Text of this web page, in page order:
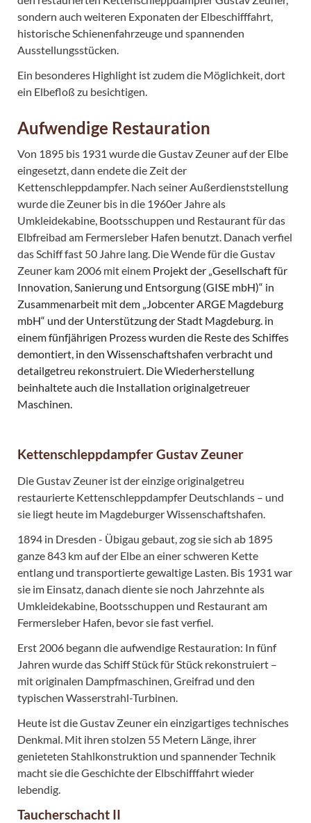
sondern auch weiteren Exponaten der Elbeschifffahrt,
historische Schienenfahrzeuge und spannenden
Ausstellungsstücken.
Ein besonderes Highlight ist zudem die Möglichkeit, dort
ein Elbefloß zu besichtigen.
Aufwendige Restauration
Von 1895 bis 1931 wurde die Gustav Zeuner auf der Elbe
eingesetzt, dann endete die Zeit der
Kettenschleppdampfer. Nach seiner Außerdienststellung
wurde die Zeuner bis in die 1960er Jahre als
Umkleidekabine, Bootsschuppen und Restaurant für das
Elbfreibad am Fermersleber Hafen benutzt. Danach verfiel
das Schiff fast 50 Jahre lang. Die Wende für die Gustav
Zeuner kam 2006 mit einem Projekt der „Gesellschaft für
Innovation, Sanierung und Entsorgung (GISE mbH)“ in
Zusammenarbeit mit dem „Jobcenter ARGE Magdeburg
mbH“ und der Unterstützung der Stadt Magdeburg. in
einem fünfjährigen Prozess wurden die Reste des Schiffes
demontiert, in den Wissenschaftshafen verbracht und
detailgetreu rekonstruiert. Die Wiederherstellung
beinhaltete auch die Installation originalgetreuer
Maschinen.
Kettenschleppdampfer Gustav Zeuner
Die Gustav Zeuner ist der einzige originalgetreu
restaurierte Kettenschleppdampfer Deutschlands – und
sie liegt heute im Magdeburger Wissenschaftshafen.
1894 in Dresden - Übigau gebaut, zog sie sich ab 1895
ganze 843 km auf der Elbe an einer schweren Kette
entlang und transportierte gewaltige Lasten. Bis 1931 war
sie im Einsatz, danach diente sie noch Jahrzehnte als
Umkleidekabine, Bootsschuppen und Restaurant am
Fermersleber Hafen, bevor sie fast verfiel.
Erst 2006 begann die aufwendige Restauration: In fünf
Jahren wurde das Schiff Stück für Stück rekonstruiert –
mit originalen Dampfmaschinen, Greifrad und den
typischen Wasserstrahl-Turbinen.
Heute ist die Gustav Zeuner ein einzigartiges technisches
Denkmal. Mit ihren stolzen 55 Metern Länge, ihrer
genieteten Stahlkonstruktion und spannender Technik
macht sie die Geschichte der Elbschifffahrt wieder
lebendig.
Taucherschacht II